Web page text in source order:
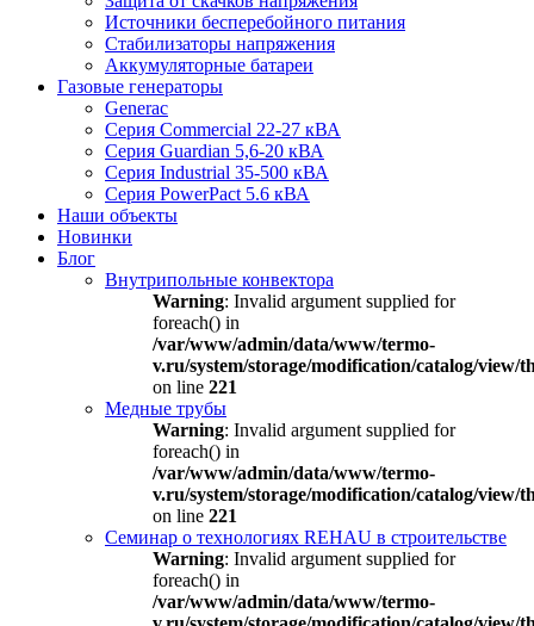
Источники бесперебойного питания
Стабилизаторы напряжения
Аккумуляторные батареи
Газовые генераторы
Generac
Серия Commercial 22-27 кВА
Серия Guardian 5,6-20 кВА
Серия Industrial 35-500 кВА
Серия PowerPact 5.6 кВА
Наши объекты
Новинки
Блог
Внутрипольные конвектора
Warning: Invalid argument supplied for
foreach() in
/var/www/admin/data/www/termo-
v.ru/system/storage/modification/catalog/view/
on line 221
Медные трубы
Warning: Invalid argument supplied for
foreach() in
/var/www/admin/data/www/termo-
v.ru/system/storage/modification/catalog/view/
on line 221
Семинар о технологиях REHAU в строительстве
Warning: Invalid argument supplied for
foreach() in
/var/www/admin/data/www/termo-